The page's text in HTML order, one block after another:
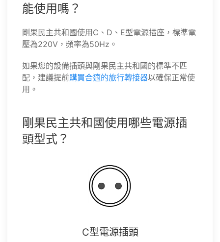
能使用嗎？
剛果民主共和國使用C、D、E型電源插座，標準電
壓為220V，頻率為50Hz。
如果您的設備插頭與剛果民主共和國的標準不匹
配，建議提前購買合適的旅行轉接器以確保正常使
用。
剛果民主共和國使用哪些電源插
頭型式？
C型電源插頭